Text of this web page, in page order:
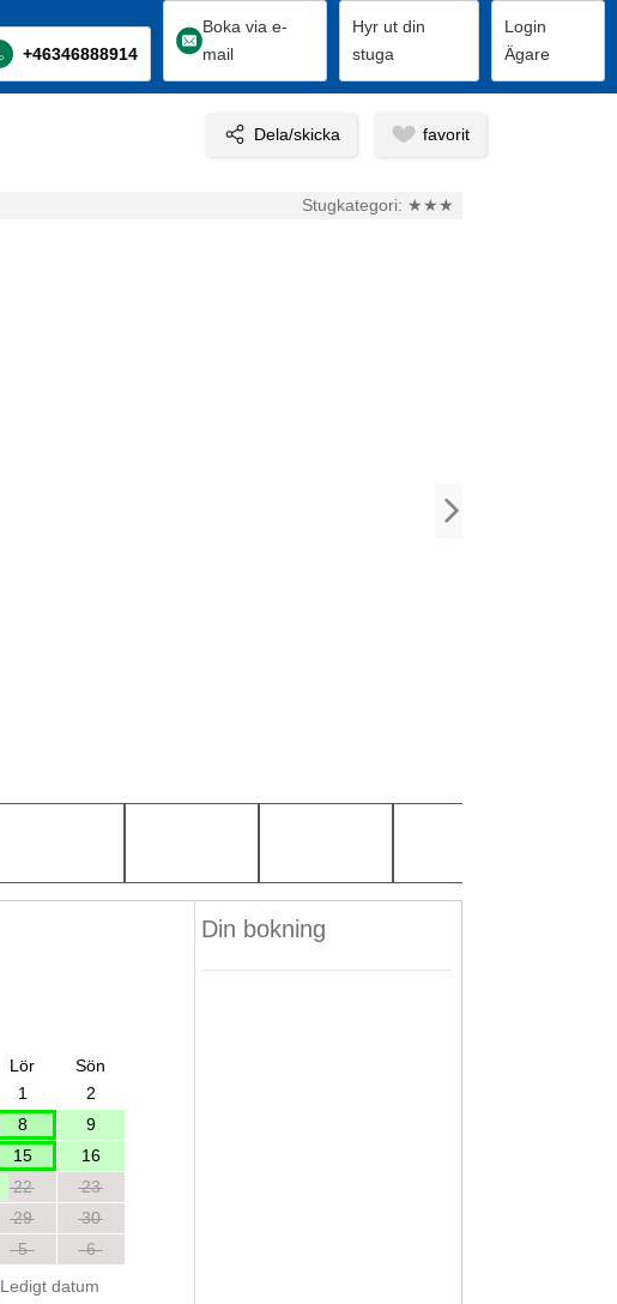
+46346888914
Boka via e-
mail
Hyr ut din
stuga
Login
Ägare
Stugkategori: ★★★
Lör
Sön
1
2
8
9
15
16
22
23
29
30
5
6
Ledigt datum
Din bokning